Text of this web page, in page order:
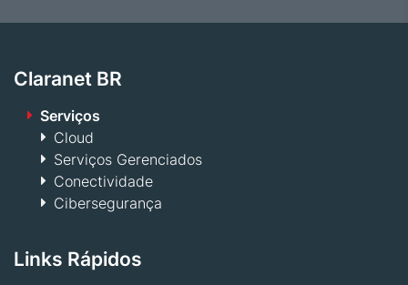
Claranet BR
Serviços
Cloud
Serviços Gerenciados
Conectividade
Cibersegurança
Links Rápidos